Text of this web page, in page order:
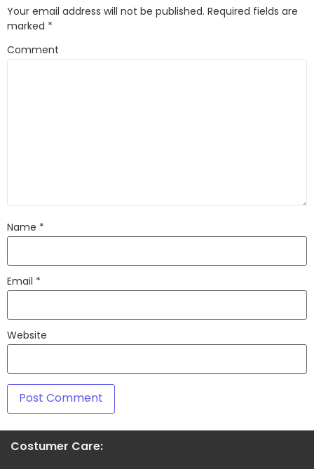
Your email address will not be published. Required fields are
marked *
Comment
Name *
Email *
Website
Costumer Care: